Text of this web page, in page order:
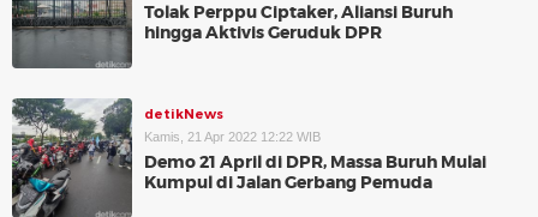
Tolak Perppu Ciptaker, Aliansi Buruh
hingga Aktivis Geruduk DPR
detikNews
Kamis, 21 Apr 2022 12:22 WIB
Demo 21 April di DPR, Massa Buruh Mulai
Kumpul di Jalan Gerbang Pemuda